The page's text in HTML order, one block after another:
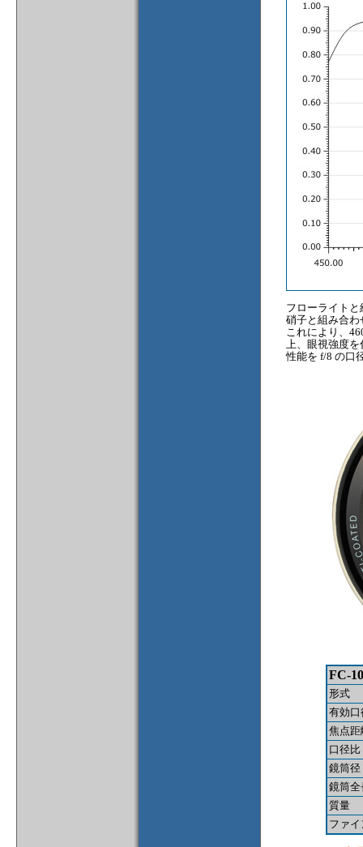
フローライト
硝子と組み合
これにより、
上、眼視強度を
性能を f/8 の口
FC-
形式
有効口
焦点距
口径比
鏡筒径
鏡筒全
質量
ファ